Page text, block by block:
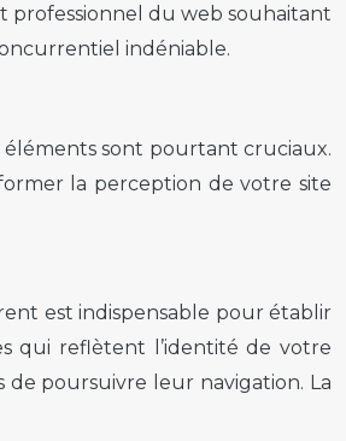
professionnel du web souhaitant
indéniable.
éléments sont pourtant cruciaux.
la perception de votre site
est indispensable pour établir
qui reflètent l’identité de votre
poursuivre leur navigation. La